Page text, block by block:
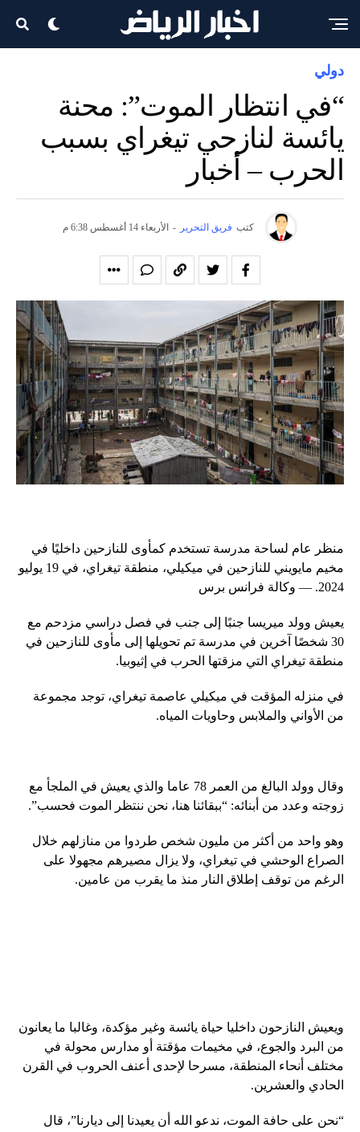
دولي
“في انتظار الموت”: محنة
يائسة لنازحي تيغراي بسبب
الحرب – أخبار
كتب فريق التحرير - الأربعاء 14 أغسطس 6:38 م
منظر عام لساحة مدرسة تستخدم كمأوى للنازحين داخليًا في
مخيم مايويني للنازحين في ميكيلي، منطقة تيغراي، في 19 يوليو
2024. — وكالة فرانس برس
يعيش وولد ميريسا جنبًا إلى جنب في فصل دراسي مزدحم مع
30 شخصًا آخرين في مدرسة تم تحويلها إلى مأوى للنازحين في
منطقة تيغراي التي مزقتها الحرب في إثيوبيا.
في منزله المؤقت في ميكيلي عاصمة تيغراي، توجد مجموعة
من الأواني والملابس وحاويات المياه.
وقال وولد البالغ من العمر 78 عاما والذي يعيش في الملجأ مع
زوجته وعدد من أبنائه: “ببقائنا هنا، نحن ننتظر الموت فحسب”.
وهو واحد من أكثر من مليون شخص طردوا من منازلهم خلال
الصراع الوحشي في تيغراي، ولا يزال مصيرهم مجهولا على
الرغم من توقف إطلاق النار منذ ما يقرب من عامين.
ويعيش النازحون داخليا حياة يائسة وغير مؤكدة، وغالبا ما يعانون
من البرد والجوع، في مخيمات مؤقتة أو مدارس محولة في
مختلف أنحاء المنطقة، مسرحا لإحدى أعنف الحروب في القرن
الحادي والعشرين.
“نحن على حافة الموت، ندعو الله أن يعيدنا إلى ديارنا”، قال